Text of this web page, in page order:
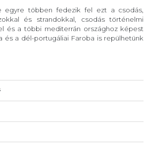
egyre többen fedezik fel ezt a csodás,
és strandokkal, csodás történelmi
és a többi mediterrán országhoz képest
és a dél-portugáliai Faroba is repülhetünk